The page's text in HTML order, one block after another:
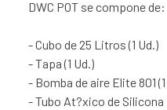
DWC POT se compone de:
- Cubo de 25 Litros (1 Ud.)
- Tapa (1 Ud.)
- Bomba de aire Elite 801
- Tubo At?xico de Silicona